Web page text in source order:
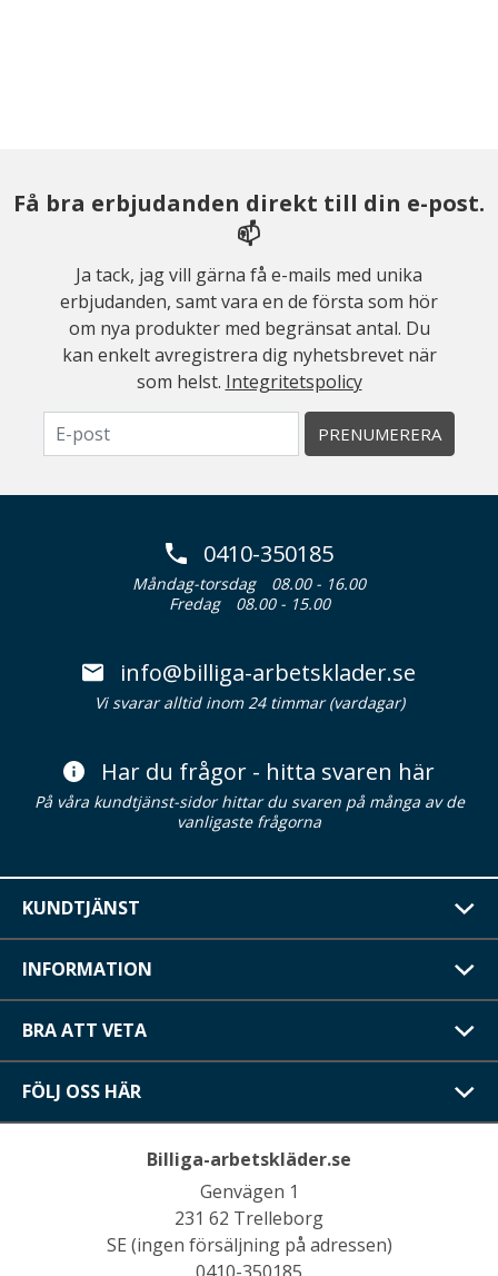
Få bra erbjudanden direkt till din e-post.
📫
Ja tack, jag vill gärna få e-mails med unika
erbjudanden, samt vara en de första som hör
om nya produkter med begränsat antal. Du
kan enkelt avregistrera dig nyhetsbrevet när
som helst. Integritetspolicy
PRENUMERERA
0410-350185
Måndag-torsdag
08.00 - 16.00
Fredag
08.00 - 15.00
info@billiga-arbetsklader.se
Vi svarar alltid inom 24 timmar (vardagar)
Har du frågor - hitta svaren här
På våra kundtjänst-sidor hittar du svaren på många av de
vanligaste frågorna
KUNDTJÄNST
INFORMATION
BRA ATT VETA
FÖLJ OSS HÄR
Billiga-arbetskläder.se
Genvägen 1
231 62 Trelleborg
SE (ingen försäljning på adressen)